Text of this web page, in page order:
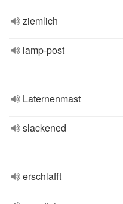
ziemlich
lamp-post
Laternenmast
slackened
erschlafft